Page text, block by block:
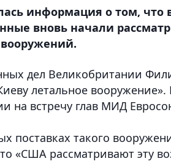
информация о том, что
вновь начали
дел Великобритании
летальное
на встречу глав МИД
поставках такого
«США рассматривают эту